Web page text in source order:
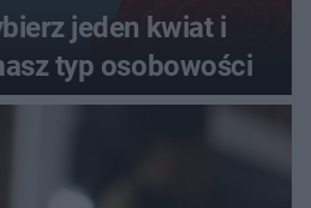
jeden kwiat i
typ osobowości